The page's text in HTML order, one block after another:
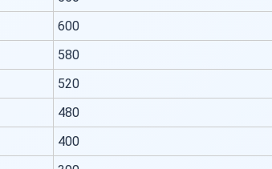
600
580
520
480
400